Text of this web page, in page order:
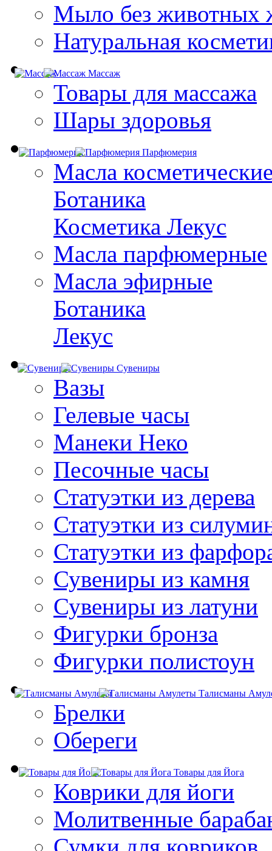
Мыло без животных
Натуральная
Массаж
Товары для массажа
Шары здоровья
Парфюмерия
Масла
Ботаника
Косметика Лекус
Масла парфюмерные
Масла эфирные
Ботаника
Лекус
Сувениры
Вазы
Гелевые часы
Манеки Неко
Песочные часы
Статуэтки из дерева
Статуэтки из
Статуэтки из
Сувениры из камня
Сувениры из латуни
Фигурки бронза
Фигурки полистоун
Талисманы
Брелки
Обереги
Товары для Йога
Коврики для йоги
Молитвенные